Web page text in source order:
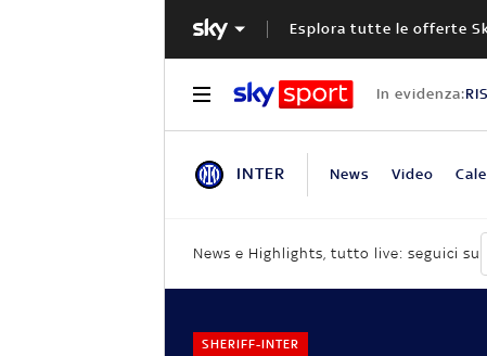
Esplora tutte le offerte
In evidenza:
INTER News Video
News e Highlights, tutto live: seguici su
SHERIFF-INTER